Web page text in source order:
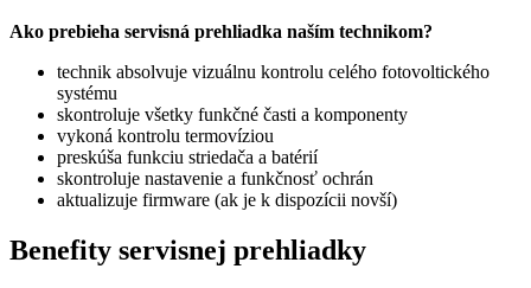
Ako prebieha servisná prehliadka naším technikom?
technik absolvuje vizuálnu kontrolu celého fotovoltického
systému
skontroluje všetky funkčné časti a komponenty
vykoná kontrolu termovíziou
preskúša funkciu striedača a batérií
skontroluje nastavenie a funkčnosť ochrán
aktualizuje firmware (ak je k dispozícii novší)
Benefity servisnej prehliadky